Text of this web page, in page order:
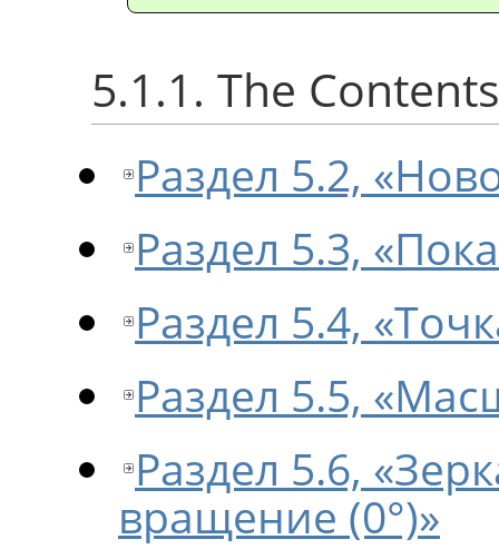
5.1.1. The
Раздел 5.2,
Раздел 5.3,
Раздел 5.4,
Раздел 5.5,
Раздел 5.6,
вращение (0°)»